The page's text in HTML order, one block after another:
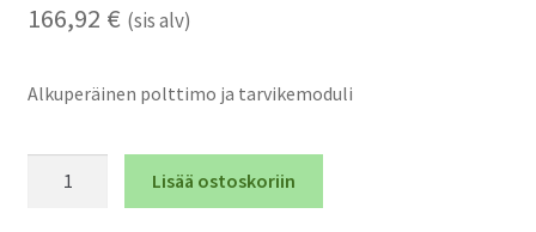
166,92 € (sis alv)
Alkuperäinen polttimo ja tarvikemoduli
Lisää ostoskoriin